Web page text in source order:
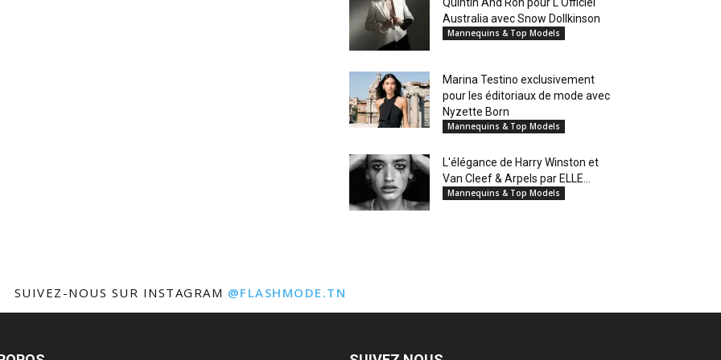
Australia avec Snow Dollkinson
Mannequins & Top Models
Marina Testino exclusivement
pour les éditoriaux de mode avec
Nyzette Born
Mannequins & Top Models
L'élégance de Harry Winston et
Van Cleef & Arpels par ELLE...
Mannequins & Top Models
SUIVEZ-NOUS SUR INSTAGRAM @FLASHMODE.TN